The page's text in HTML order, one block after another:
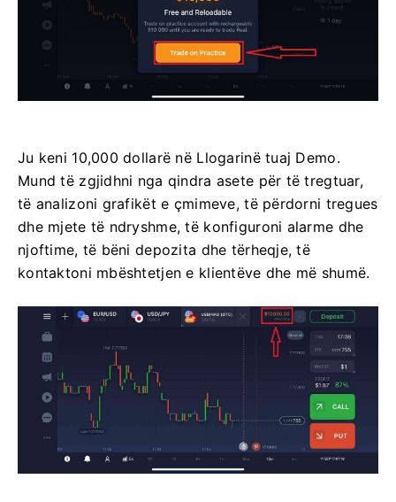
Ju keni 10,000 dollarë në Llogarinë tuaj Demo.
Mund të zgjidhni nga qindra asete për të tregtuar,
të analizoni grafikët e çmimeve, të përdorni tregues
dhe mjete të ndryshme, të konfiguroni alarme dhe
njoftime, të bëni depozita dhe tërheqje, të
kontaktoni mbështetjen e klientëve dhe më shumë.